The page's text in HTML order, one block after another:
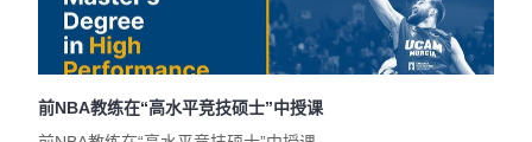
前NBA教练在“高水平竞技硕士”中授课